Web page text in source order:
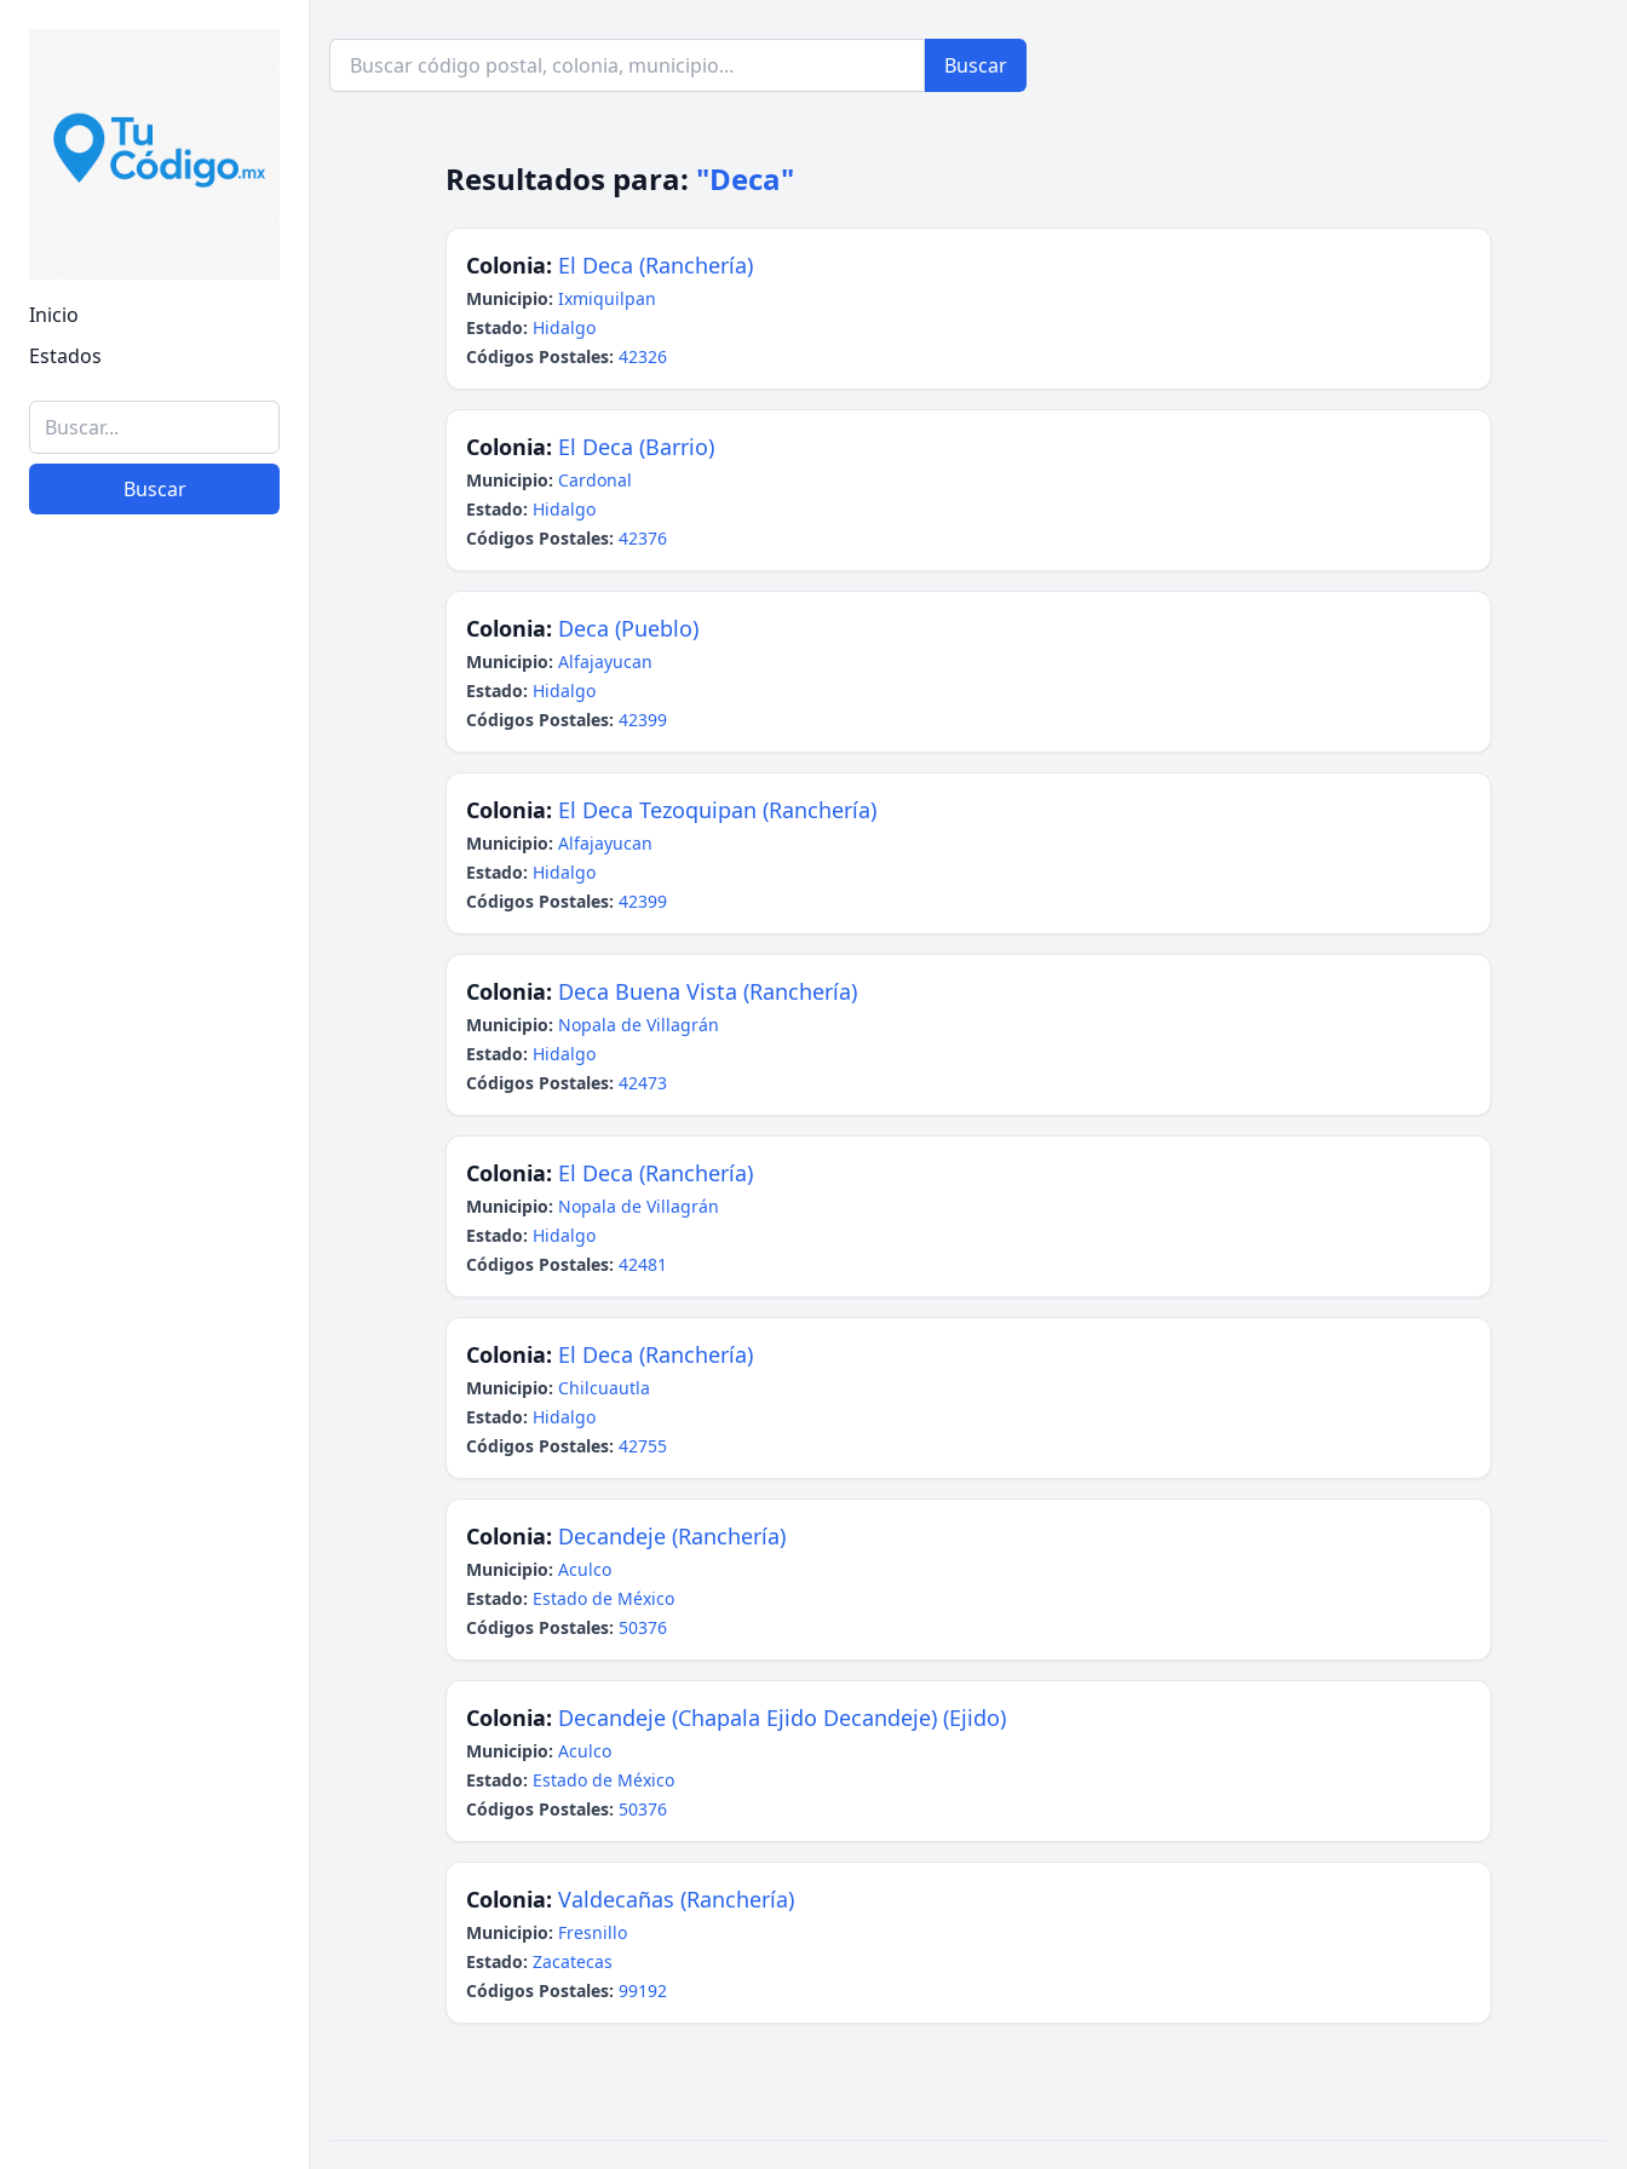
Inicio
Estados
Buscar
Buscar
Resultados para: "Deca"
Colonia: El Deca (Ranchería)
Municipio: Ixmiquilpan
Estado: Hidalgo
Códigos Postales: 42326
Colonia: El Deca (Barrio)
Municipio: Cardonal
Estado: Hidalgo
Códigos Postales: 42376
Colonia: Deca (Pueblo)
Municipio: Alfajayucan
Estado: Hidalgo
Códigos Postales: 42399
Colonia: El Deca Tezoquipan (Ranchería)
Municipio: Alfajayucan
Estado: Hidalgo
Códigos Postales: 42399
Colonia: Deca Buena Vista (Ranchería)
Municipio: Nopala de Villagrán
Estado: Hidalgo
Códigos Postales: 42473
Colonia: El Deca (Ranchería)
Municipio: Nopala de Villagrán
Estado: Hidalgo
Códigos Postales: 42481
Colonia: El Deca (Ranchería)
Municipio: Chilcuautla
Estado: Hidalgo
Códigos Postales: 42755
Colonia: Decandeje (Ranchería)
Municipio: Aculco
Estado: Estado de México
Códigos Postales: 50376
Colonia: Decandeje (Chapala Ejido Decandeje) (Ejido)
Municipio: Aculco
Estado: Estado de México
Códigos Postales: 50376
Colonia: Valdecañas (Ranchería)
Municipio: Fresnillo
Estado: Zacatecas
Códigos Postales: 99192